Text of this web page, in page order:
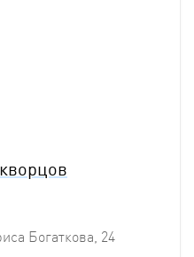
Богаткова, 24